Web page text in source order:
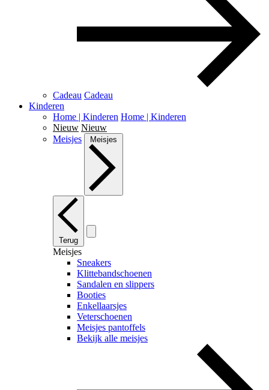
Cadeau Cadeau
Kinderen
Home | Kinderen Home | Kinderen
Nieuw Nieuw
Meisjes
Meisjes
Terug
Meisjes
Sneakers
Klittebandschoenen
Sandalen en slippers
Booties
Enkellaarsjes
Veterschoenen
Meisjes pantoffels
Bekijk alle meisjes